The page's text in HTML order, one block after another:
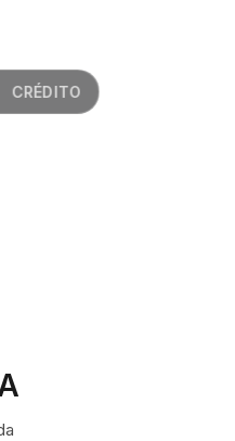
CRÉDITO